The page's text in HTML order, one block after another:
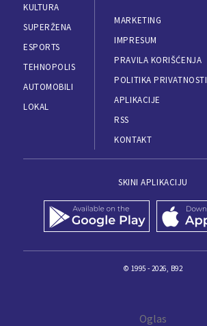
KULTURA
SUPERŽENA
ESPORTS
TEHNOPOLIS
AUTOMOBILI
LOKAL
MARKETING
IMPRESUM
PRAVILA KORIŠĆENJA
POLITIKA PRIVATNOSTI
APLIKACIJE
RSS
KONTAKT
SKINI APLIKACIJU
© 1995 - 2026, B92